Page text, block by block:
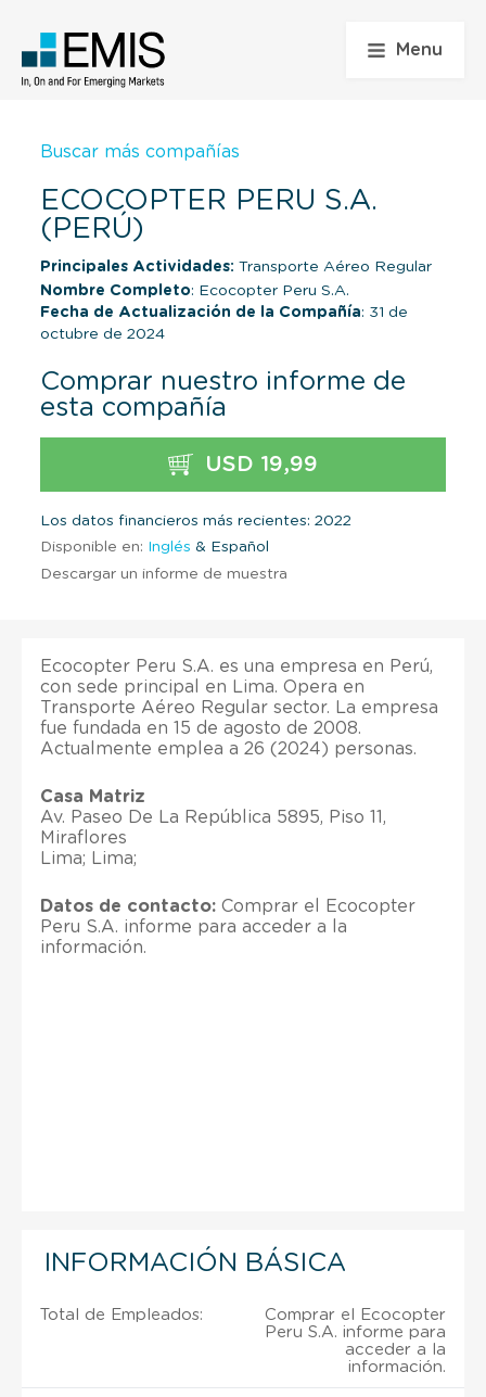
Menu
Buscar más compañías
ECOCOPTER PERU S.A.
(PERÚ)
Principales Actividades: Transporte Aéreo Regular
Nombre Completo: Ecocopter Peru S.A.
Fecha de Actualización de la Compañía: 31 de
octubre de 2024
Comprar nuestro informe de
esta compañía
USD 19,99
Los datos financieros más recientes: 2022
Disponible en: Inglés & Español
Descargar un informe de muestra
Ecocopter Peru S.A. es una empresa en Perú,
con sede principal en Lima. Opera en
Transporte Aéreo Regular sector. La empresa
fue fundada en 15 de agosto de 2008.
Actualmente emplea a 26 (2024) personas.
Casa Matriz
Av. Paseo De La República 5895, Piso 11,
Miraflores
Lima; Lima;
Datos de contacto: Comprar el Ecocopter
Peru S.A. informe para acceder a la
información.
INFORMACIÓN BÁSICA
Total de Empleados:
Comprar el Ecocopter
Peru S.A. informe para
acceder a la
información.